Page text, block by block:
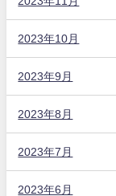
2023年10月
2023年9月
2023年8月
2023年7月
2023年6月